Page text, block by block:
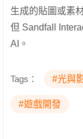
生成的貼圖或素
但 Sandfall
AI。
Tags： #光與
#遊戲開發